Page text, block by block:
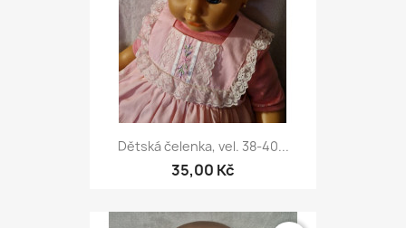
Dětská čelenka, vel. 38-40...
35,00 Kč